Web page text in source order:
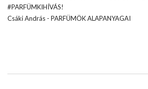
#PARFÜMKIHÍVÁS!
Csáki András - PARFÜMÖK ALAPANYAGAI